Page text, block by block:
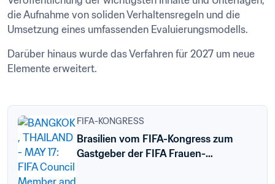
die Aufnahme von soliden Verhaltensregeln und die
Umsetzung eines umfassenden Evaluierungsmodells.
Darüber hinaus wurde das Verfahren für 2027 um neue
Elemente erweitert.
FIFA-KONGRESS
Brasilien vom FIFA-Kongress zum
Gastgeber der FIFA Frauen-